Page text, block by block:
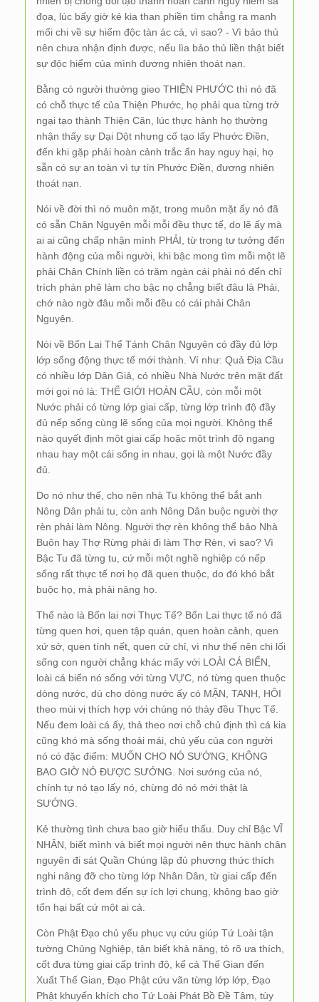
đọa, lúc bấy giờ kẻ kia than phiền tìm chẳng ra manh
mối chi về sự hiểm độc tàn ác cả, vì sao? - Vì bảo thủ
nên chưa nhận định được, nếu lìa bảo thủ liền thật biết
sự độc hiểm của mình đương nhiên thoát nạn.
Bằng có người thường gieo THIỆN PHƯỚC thì nó đã
có chỗ thực tế của Thiện Phước, họ phải qua từng trở
ngại tạo thành Thiện Căn, lúc thực hành họ thường
nhận thấy sự Dại Dột nhưng cố tạo lấy Phước Điền,
đến khi gặp phải hoàn cảnh trắc ẩn hay nguy hại, họ
sẵn có sự an toàn vì tự tín Phước Điền, đương nhiên
thoát nạn.
Nói về đời thì nó muôn mặt, trong muôn mặt ấy nó đã
có sẵn Chân Nguyên mỗi mỗi đều thực tế, do lẽ ấy mà
ai ai cũng chấp nhận mình PHẢI, từ trong tư tưởng đến
hành động của mỗi người, khi bậc mong tìm mỗi một lẽ
phải Chân Chính liền có trăm ngàn cái phải nó đến chỉ
trích phán phê làm cho bậc nọ chẳng biết đâu là Phải,
chớ nào ngờ đâu mỗi mỗi đều có cái phải Chân
Nguyên.
Nói về Bổn Lai Thể Tánh Chân Nguyên có đầy đủ lớp
lớp sống động thực tế mới thành. Ví như: Quả Địa Cầu
có nhiều lớp Dân Giả, có nhiều Nhà Nước trên mặt đất
mới gọi nó là: THẾ GIỚI HOÀN CẦU, còn mỗi một
Nước phải có từng lớp giai cấp, từng lớp trình độ đầy
đủ nếp sống cùng lẽ sống của mọi người. Không thể
nào quyết định một giai cấp hoặc một trình độ ngang
nhau hay một cái sống in nhau, gọi là một Nước đầy
đủ.
Do nó như thế, cho nên nhà Tu không thể bắt anh
Nông Dân phải tu, còn anh Nông Dân buộc người thợ
rèn phải làm Nông. Người thợ rèn không thể bảo Nhà
Buôn hay Thợ Rừng phải đi làm Thợ Rèn, vì sao? Vì
Bậc Tu đã từng tu, cứ mỗi một nghề nghiệp có nếp
sống rất thực tế nơi họ đã quen thuộc, do đó khó bắt
buộc họ, mà phải nâng họ.
Thế nào là Bổn lai nơi Thực Tế? Bổn Lai thực tế nó đã
từng quen hơi, quen tập quán, quen hoàn cảnh, quen
xứ sở, quen tính nết, quen cử chỉ, vì như thế nên chi lối
sống con người chẳng khác mấy với LOÀI CÁ BIỂN,
loài cá biển nó sống với từng VỰC, nó từng quen thuộc
dòng nước, dù cho dòng nước ấy có MẶN, TANH, HÔI
theo mùi vị thích hợp với chúng nó thảy đều Thực Tế.
Nếu đem loài cá ấy, thả theo nơi chỗ chủ định thì cá kia
cũng khó mà sống thoải mái, chủ yếu của con người
nó có đặc điểm: MUỐN CHO NÓ SƯỚNG, KHÔNG
BAO GIỜ NÓ ĐƯỢC SƯỚNG. Nơi sướng của nó,
chính tự nó tạo lấy nó, chừng đó nó mới thật là
SƯỚNG.
Kẻ thường tình chưa bao giờ hiểu thấu. Duy chỉ Bậc VĨ
NHÂN, biết mình và biết mọi người nên thực hành chân
nguyên đi sát Quần Chúng lập đủ phương thức thích
nghi nâng đỡ cho từng lớp Nhân Dân, từ giai cấp đến
trình độ, cốt đem đến sự ích lợi chung, không bao giờ
tổn hại bất cứ một ai cả.
Còn Phật Đạo chủ yếu phục vụ cứu giúp Tứ Loài tận
tường Chủng Nghiệp, tận biết khả năng, tỏ rõ ưa thích,
cốt đưa từng giai cấp trình độ, kể cả Thế Gian đến
Xuất Thế Gian, Đạo Phật cứu vãn từng lớp lớp, Đạo
Phật khuyến khích cho Tứ Loài Phát Bồ Đề Tâm, tùy